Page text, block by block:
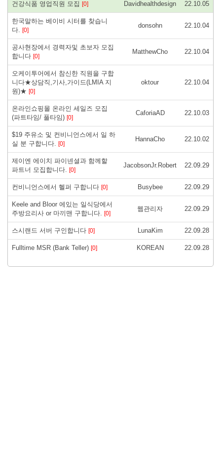
건강식품 영업직원 모집 [0] Davidhealthdesign 22.10.05
한국말하는 베이비 시터를 찾습니
다. [0]
donsohn 22.10.04
공사현장에서 경력자및 초보자 모집
합니다 [0]
MatthewCho 22.10.04
오케이투어에서 참신한 직원을 구합
니다★상담직,기사,가이드(LMIA 지
원)★ [0]
oktour 22.10.04
온라인쇼핑몰 온라인 세일즈 모집
(파트타임/ 풀타임) [0]
CaforiaAD 22.10.03
$19 주유소 및 컨비니언스에서 일 하
실 분 구합니다. [0]
HannaCho 22.10.02
제이엔 에이치 파이넨셜과 함께할
파트너 모집합니다. [0]
JacobsonJr.Robert 22.09.29
컨비니언스에서 헬퍼 구합니다 [0] Busybee 22.09.29
Keele and Bloor 에있는 일식당에서
주방요리사 or 마끼맨 구합니다. [0]
웹관리자 22.09.29
스시랜드 서버 구인합니다 [0] LunaKim 22.09.28
Fulltime MSR (Bank Teller) [0] KOREAN 22.09.28